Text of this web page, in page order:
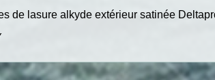
de lasure alkyde extérieur satinée